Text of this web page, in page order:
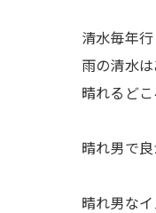
清水毎年
雨の清水
晴れるど
晴れ男で
晴れ男な